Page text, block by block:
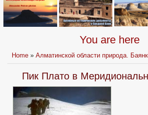
You are here
Home »Алматинской области природа.
Пик Плато в